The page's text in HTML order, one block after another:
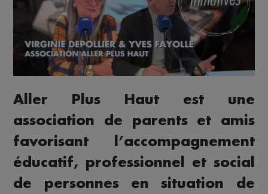
Aller Plus Haut est une
association de parents et amis
favorisant l’accompagnement
éducatif, professionnel et social
de personnes en situation de